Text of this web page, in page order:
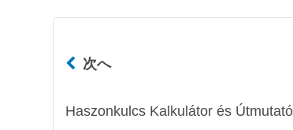
次へ
Haszonkulcs Kalkulátor és